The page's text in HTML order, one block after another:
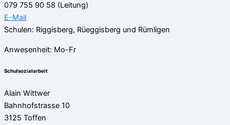
079 755 90 58 (Leitung)
E-Mail
Schulen: Riggisberg, Rüeggisberg und Rümligen
Anwesenheit: Mo-Fr
Schulsozialarbeit
Alain Wittwer
Bahnhofstrasse 10
3125 Toffen